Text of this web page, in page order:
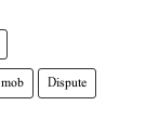
mob Dispute